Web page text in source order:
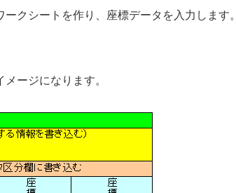
クシートを作り、座標データを入力します。
ージになります。